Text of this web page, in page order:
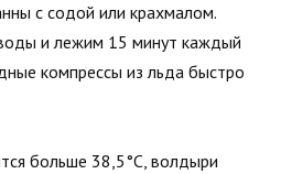
с содой или крахмалом.
и лежим 15 минут каждый
компрессы из льда быстро
больше 38,5°C, волдыри